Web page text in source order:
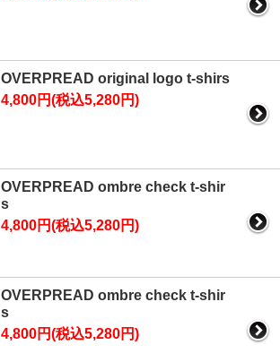
OVERPREAD original logo t-shirs
4,800円(税込5,280円)
OVERPREAD ombre check t-shir
s
4,800円(税込5,280円)
OVERPREAD ombre check t-shir
s
4,800円(税込5,280円)